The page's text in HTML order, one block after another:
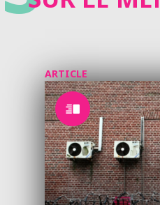
ARTICLE